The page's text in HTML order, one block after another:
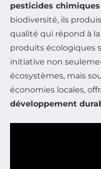
pesticides chimiques
biodiversité, ils
qualité qui répond à
produits écologiques
initiative non
écosystèmes, mais
économies locales,
développement